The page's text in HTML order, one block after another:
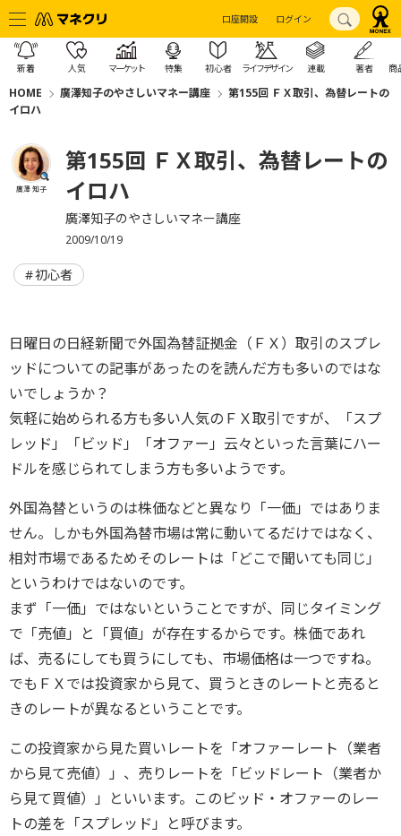
口座開設 ログイン
新着 人気 マーケット 特集 初心者 ライフデザイン 連載 著者 商
HOME 廣澤知子のやさしいマネー講座
第155回 ＦＸ取引、為替レートの
イロハ
廣澤 知子
第155回 ＦＸ取引、為替レートの
イロハ
廣澤知子のやさしいマネー講座
2009/10/19
初心者
日曜日の日経新聞で外国為替証拠金（ＦＸ）取引のスプレ
ッドについての記事があったのを読んだ方も多いのではな
いでしょうか？
気軽に始められる方も多い人気のＦＸ取引ですが、「スプ
レッド」「ビッド」「オファー」云々といった言葉にハー
ドルを感じられてしまう方も多いようです。
外国為替というのは株価などと異なり「一価」ではありま
せん。しかも外国為替市場は常に動いてるだけではなく、
相対市場であるためそのレートは「どこで聞いても同じ」
というわけではないのです。
まず「一価」ではないということですが、同じタイミング
で「売値」と「買値」が存在するからです。株価であれ
ば、売るにしても買うにしても、市場価格は一つですね。
でもＦＸでは投資家から見て、買うときのレートと売ると
きのレートが異なるということです。
この投資家から見た買いレートを「オファーレート（業者
から見て売値）」、売りレートを「ビッドレート（業者か
ら見て買値）」といいます。このビッド・オファーのレー
トの差を「スプレッド」と呼びます。